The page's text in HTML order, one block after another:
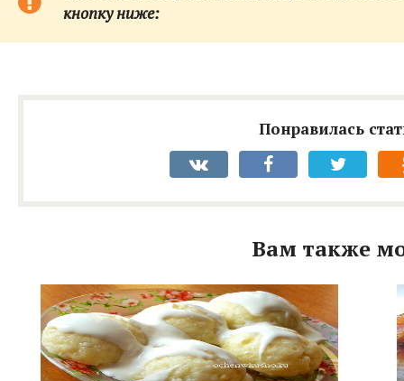
кнопку ниже:
Понравилась
Вам также